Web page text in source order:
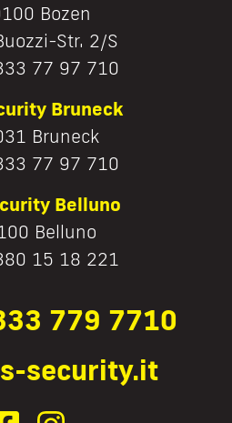
Bozen
Str. 2/S
77 97 710
Bruneck
Bruneck
77 97 710
Belluno
Belluno
15 18 221
779 7710
security.it